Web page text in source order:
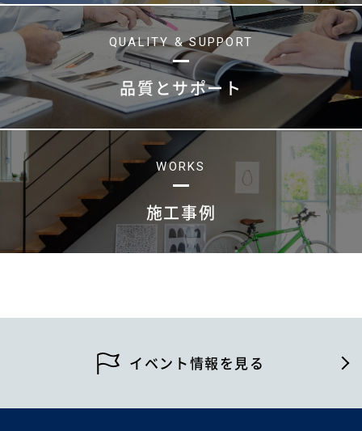
QUALITY & SUPPORT
品質とサポート
WORKS
施工事例
イベント情報を見る